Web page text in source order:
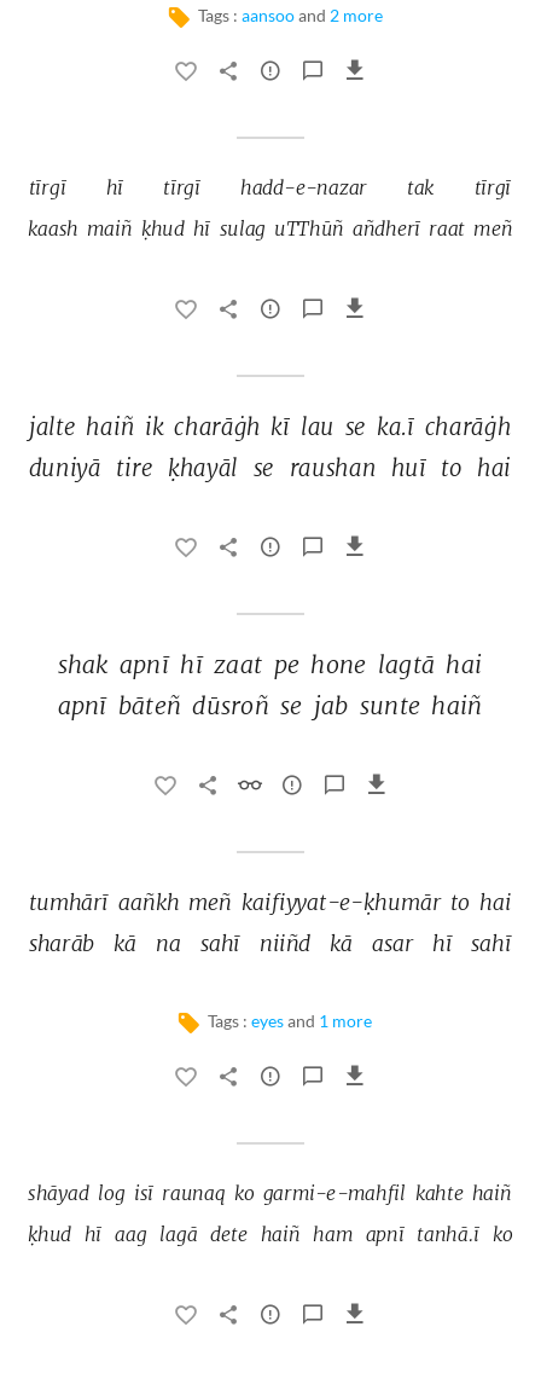
Tags : aansoo and 2 more
tīrgī hī tīrgī hadd-e-nazar tak
tīrgī
kaash maiñ ḳhud hī sulag uTThūñ añdherī raat meñ
jalte haiñ ik charāġh kī lau se ka.ī charāġh
duniyā tire ḳhayāl se raushan huī to hai
shak apnī hī zaat pe hone lagtā hai
apnī bāteñ dūsroñ se jab sunte haiñ
tumhārī aañkh meñ kaifiyyat-e-ḳhumār to hai
sharāb
kā na sahī niiñd kā asar hī sahī
Tags : eyesand 1 more
shāyad log isī raunaq ko garmi-e-mahfil kahte haiñ
ḳhud hī aag lagā dete haiñ ham apnī tanhā.ī ko